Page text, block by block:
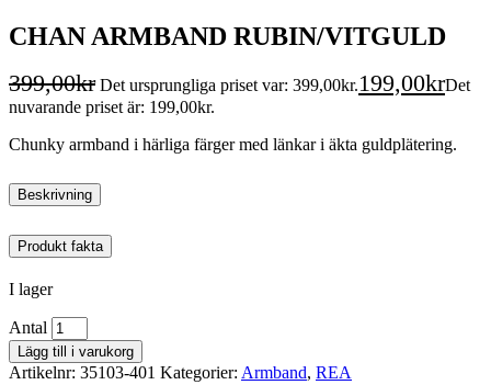
CHAN ARMBAND RUBIN/VITGULD
399,00kr Det ursprungliga priset var: 399,00kr.199,00krDet
nuvarande priset är: 199,00kr.
Chunky armband i härliga färger med länkar i äkta guldplätering.
Beskrivning
Produkt fakta
I lager
Antal
Lägg till i varukorg
Artikelnr: 35103-401 Kategorier: Armband, REA